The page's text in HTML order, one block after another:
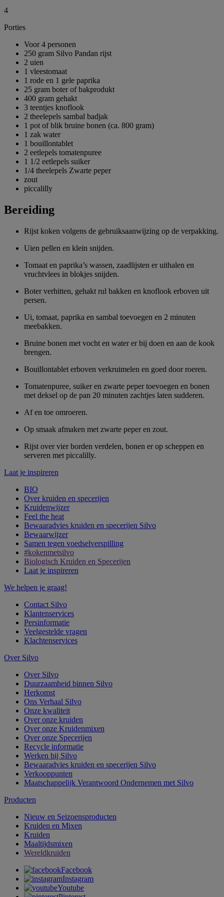
4
Porties
Voor 4 personen
250 gram Silvo Pandan rijst
2 uien
1 vleestomaat
1 rode en 1 gele paprika
25 gram boter of bakprodukt
400 gram gehakt
3 teentjes knoflook
2 theelepels sambal badjak
1 pot of blik bruine bonen (ca. 800 gram)
1 zak water
1 bouillontablet
2 eetlepels tomatenpuree
1 1/2 eetlepels suiker
1/4 theelepels Zwarte peper
zout
piccalilly
Bereiding
Rijst koken volgens de gebruiksaanwijzing op de verpakking.
Uien pellen en klein snijden.
Tomaat en paprika’s wassen, zaadlijsten er uithalen en
vruchtvlees in blokjes snijden.
Boter verhitten, gehakt rul bakken en knoflook erboven uit
persen.
Ui, tomaat, paprika en sambal toevoegen en 2 minuten
meebakken.
Bruine bonen met vocht en water er bij doen en aan de kook
brengen.
Bouillontablet erboven verkruimelen en goed door roeren.
Tomatenpuree, suiker en zwarte peper toevoegen en bonen
met deksel op de pan 20 minuten zachtjes laten sudderen.
Af en toe omroeren.
Op smaak afmaken met zwarte peper en zout.
Rijst over vier borden verdelen, bonen er op scheppen en
serveren met piccalilly.
Laat je inspireren
BIO
Over kruiden en specerijen
Kruidenwijzer
Feel the heat
Bewaaradvies kruiden en specerijen Silvo
Bewaarwijzer
Samen tegen voedselverspilling
#kokenmetsilvo
Biologisch Kruiden en Specerijen
Laat je inspireren
We helpen je graag!
Contact Silvo
Klantenservices
Persinformatie
Veelgestelde vragen
Klachtenservices
Over Silvo
Over Silvo
Duurzaamheid binnen Silvo
Herkomst
Ons Verhaal Silvo
Onze kwaliteit
Over onze kruiden
Over onze Kruidenmixen
Over onze Specerijen
Recycle informatie
Werken bij Silvo
Bewaaradvies kruiden en specerijen Silvo
Verkooppunten
Maatschappelijk Verantwoord Ondernemen met Silvo
Producten
Nieuw en Seizoensproducten
Kruiden en Mixen
Kruiden
Maaltijdsmixen
Wereldkruiden
Facebook
Instagram
Youtube